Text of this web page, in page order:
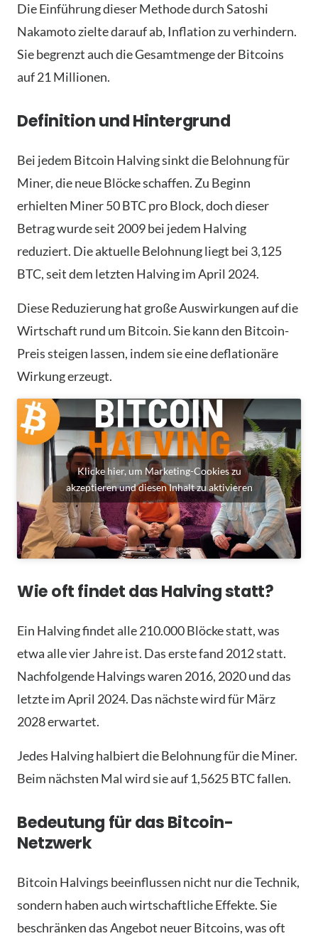
Die Einführung dieser Methode durch Satoshi
Nakamoto zielte darauf ab, Inflation zu verhindern.
Sie begrenzt auch die Gesamtmenge der Bitcoins
auf 21 Millionen.
Definition und Hintergrund
Bei jedem Bitcoin Halving sinkt die Belohnung für
Miner, die neue Blöcke schaffen. Zu Beginn
erhielten Miner 50 BTC pro Block, doch dieser
Betrag wurde seit 2009 bei jedem Halving
reduziert. Die aktuelle Belohnung liegt bei 3,125
BTC, seit dem letzten Halving im April 2024.
Diese Reduzierung hat große Auswirkungen auf die
Wirtschaft rund um Bitcoin. Sie kann den Bitcoin-
Preis steigen lassen, indem sie eine deflationäre
Wirkung erzeugt.
Klicke hier, um Marketing-Cookies zu
akzeptieren und diesen Inhalt zu aktivieren
Wie oft findet das Halving statt?
Ein Halving findet alle 210.000 Blöcke statt, was
etwa alle vier Jahre ist. Das erste fand 2012 statt.
Nachfolgende Halvings waren 2016, 2020 und das
letzte im April 2024. Das nächste wird für März
2028 erwartet.
Jedes Halving halbiert die Belohnung für die Miner.
Beim nächsten Mal wird sie auf 1,5625 BTC fallen.
Bedeutung für das Bitcoin-
Netzwerk
Bitcoin Halvings beeinflussen nicht nur die Technik,
sondern haben auch wirtschaftliche Effekte. Sie
beschränken das Angebot neuer Bitcoins, was oft